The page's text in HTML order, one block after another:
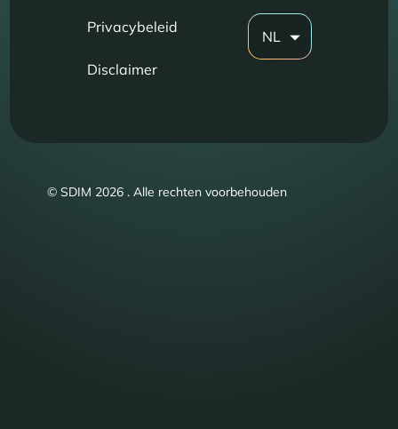
Privacybeleid
Disclaimer
NL
© SDIM 2026 . Alle rechten voorbehouden